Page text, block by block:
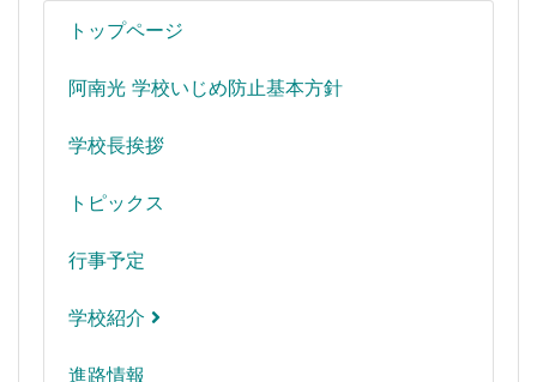
トップページ
阿南光 学校いじめ防止基本方針
学校長挨拶
トピックス
行事予定
学校紹介
進路情報